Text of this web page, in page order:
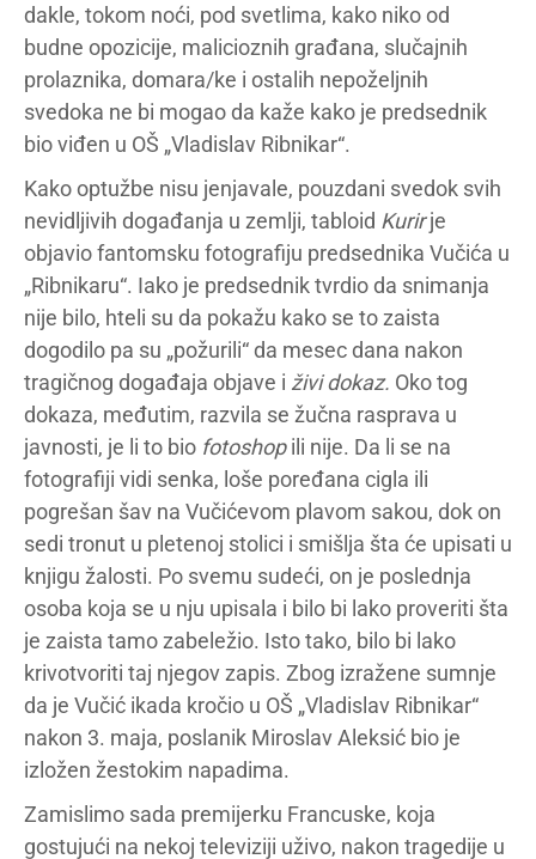
dakle, tokom noći, pod svetlima, kako niko od
budne opozicije, malicioznih građana, slučajnih
prolaznika, domara/ke i ostalih nepoželjnih
svedoka ne bi mogao da kaže kako je predsednik
bio viđen u OŠ „Vladislav Ribnikar“.
Kako optužbe nisu jenjavale, pouzdani svedok svih
nevidljivih događanja u zemlji, tabloid Kurirje
objavio fantomsku fotografiju predsednika Vučića u
„Ribnikaru“. Iako je predsednik tvrdio da snimanja
nije bilo, hteli su da pokažu kako se to zaista
dogodilo pa su „požurili“ da mesec dana nakon
tragičnog događaja objave i živi dokaz. Oko tog
dokaza, međutim, razvila se žučna rasprava u
javnosti, je li to bio fotoshopili nije. Da li se na
fotografiji vidi senka, loše poređana cigla ili
pogrešan šav na Vučićevom plavom sakou, dok on
sedi tronut u pletenoj stolici i smišlja šta će upisati u
knjigu žalosti. Po svemu sudeći, on je poslednja
osoba koja se u nju upisala i bilo bi lako proveriti šta
je zaista tamo zabeležio. Isto tako, bilo bi lako
krivotvoriti taj njegov zapis. Zbog izražene sumnje
da je Vučić ikada kročio u OŠ „Vladislav Ribnikar“
nakon 3. maja, poslanik Miroslav Aleksić bio je
izložen žestokim napadima.
Zamislimo sada premijerku Francuske, koja
gostujući na nekoj televiziji uživo, nakon tragedije u